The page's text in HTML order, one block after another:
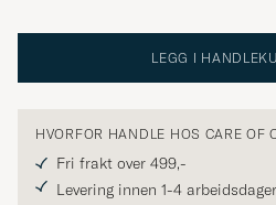
LEGG I
HVORFOR HANDLE HOS CARE OF
Fri frakt over 499,-
Levering innen 1-4 arbeidsdager